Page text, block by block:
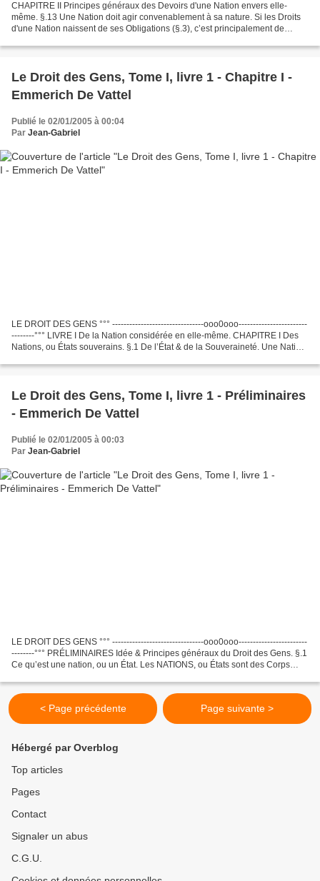
CHAPITRE II Principes généraux des Devoirs d'une Nation envers elle-
même. §.13 Une Nation doit agir convenablement à sa nature. Si les Droits
d'une Nation naissent de ses Obligations (§.3), c’est principalement de
Le Droit des Gens, Tome I, livre 1 - Chapitre I -
Emmerich De Vattel
Publié le 02/01/2005 à 00:04
Par Jean-Gabriel
LE DROIT DES GENS °°° --------------------------------ooo0ooo------------------------
--------°°° LIVRE I De la Nation considérée en elle-même. CHAPITRE I Des
Nations, ou États souverains. §.1 De l’État & de la Souveraineté. Une Nation,
Le Droit des Gens, Tome I, livre 1 - Préliminaires
- Emmerich De Vattel
Publié le 02/01/2005 à 00:03
Par Jean-Gabriel
LE DROIT DES GENS °°° --------------------------------ooo0ooo------------------------
--------°°° PRÉLIMINAIRES Idée & Principes généraux du Droit des Gens. §.1
Ce qu’est une nation, ou un État. Les NATIONS, ou États sont des Corps
< Page précédente Page suivante >
Hébergé par Overblog
Top articles
Pages
Contact
Signaler un abus
C.G.U.